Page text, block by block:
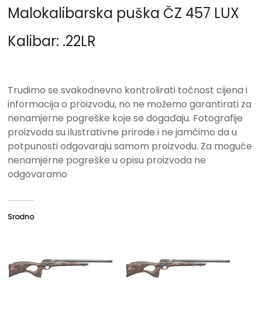
Malokalibarska puška ČZ 457 LUX
Kalibar: .22LR
Trudimo se svakodnevno kontrolirati točnost cijena i
informacija o proizvodu, no ne možemo garantirati za
nenamjerne pogreške koje se događaju. Fotografije
proizvoda su ilustrativne prirode i ne jamčimo da u
potpunosti odgovaraju samom proizvodu. Za moguće
nenamjerne pogreške u opisu proizvoda ne
odgovaramo
Srodno